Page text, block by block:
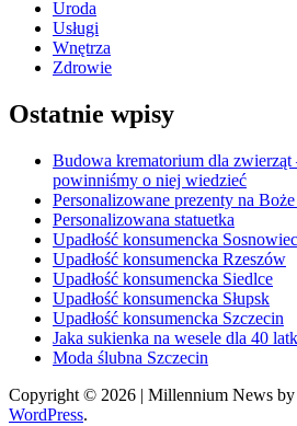
Uroda
Usługi
Wnętrza
Zdrowie
Ostatnie wpisy
Budowa krematorium dla zwierząt
powinniśmy o niej wiedzieć
Personalizowane prezenty na
Personalizowana statuetka
Upadłość konsumencka Sosnowiec
Upadłość konsumencka Rzeszów
Upadłość konsumencka Siedlce
Upadłość konsumencka Słupsk
Upadłość konsumencka Szczecin
Jaka sukienka na wesele dla 40
Moda ślubna Szczecin
Copyright © 2026 | Millennium News by
WordPress.